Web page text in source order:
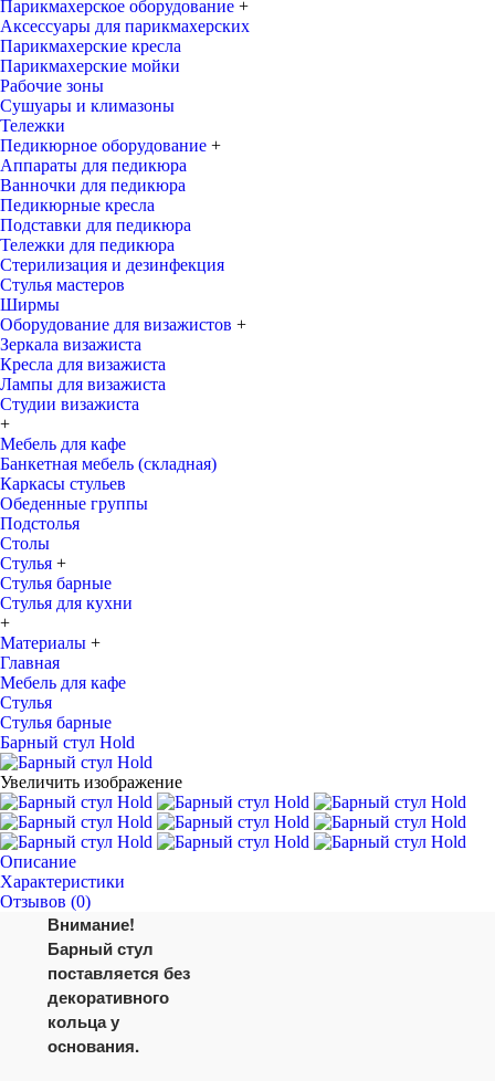
Парикмахерское оборудование +
Аксессуары для парикмахерских
Парикмахерские кресла
Парикмахерские мойки
Рабочие зоны
Сушуары и климазоны
Тележки
Педикюрное оборудование +
Аппараты для педикюра
Ванночки для педикюра
Педикюрные кресла
Подставки для педикюра
Тележки для педикюра
Стерилизация и дезинфекция
Стулья мастеров
Ширмы
Оборудование для визажистов +
Зеркала визажиста
Кресла для визажиста
Лампы для визажиста
Студии визажиста
+
Мебель для кафе
Банкетная мебель (складная)
Каркасы стульев
Обеденные группы
Подстолья
Столы
Стулья +
Стулья барные
Стулья для кухни
+
Материалы +
Главная
Мебель для кафе
Стулья
Стулья барные
Барный стул Hold
Увеличить изображение
Описание
Характеристики
Отзывов (0)
Внимание!
Барный стул
поставляется без
декоративного
кольца у
основания.